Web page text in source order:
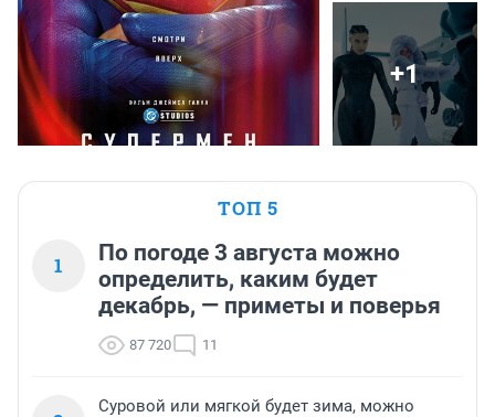
+1
ТОП 5
1
По погоде 3 августа можно
определить, каким будет
декабрь, — приметы и поверья
87 720 11
Суровой или мягкой будет зима, можно